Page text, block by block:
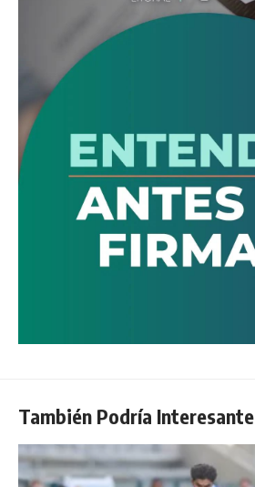
También Podría Interesante